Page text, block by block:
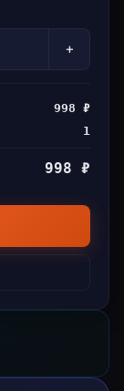
+
998 ₽
1
998 ₽